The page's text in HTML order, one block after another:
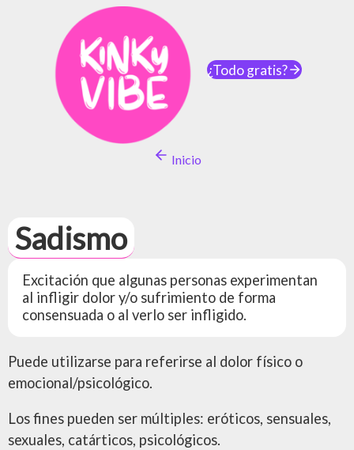
¿Todo gratis?
Inicio
Sadismo
Excitación que algunas personas experimentan
al infligir dolor y/o sufrimiento de forma
consensuada o al verlo ser infligido.
Puede utilizarse para referirse al dolor físico o
emocional/psicológico.
Los fines pueden ser múltiples: eróticos, sensuales,
sexuales, catárticos, psicológicos.